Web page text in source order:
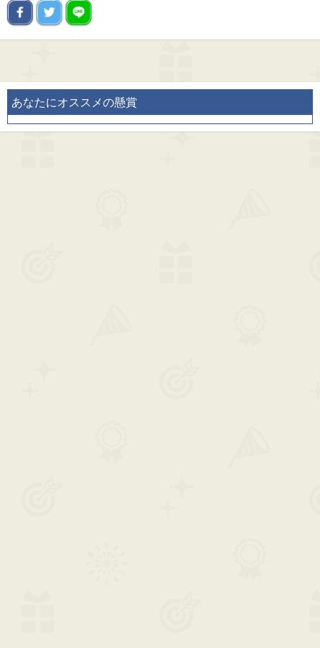
あなたにオススメの懸賞